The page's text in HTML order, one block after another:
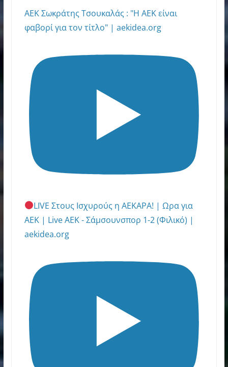
AEK Σωκράτης Τσουκαλάς : "Η ΑΕΚ είναι
φαβορί για τον τίτλο" | aekidea.org
LIVE Στους Ισχυρούς η ΑΕΚΑΡΑ! | Ωρα για
ΑΕΚ | Live ΑΕΚ - Σάμσουνσπορ 1-2 (Φιλικό) |
aekidea.org